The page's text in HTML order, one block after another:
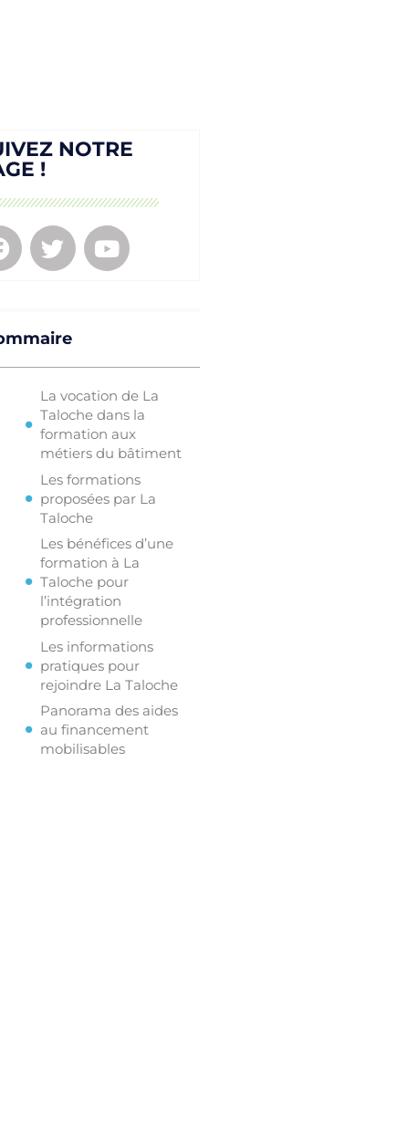
NOTRE
!
La vocation de La
Taloche dans la
formation aux
métiers du bâtiment
Les formations
proposées par La
Taloche
Les bénéfices d’une
formation à La
Taloche pour
l’intégration
professionnelle
Les informations
pratiques pour
rejoindre La Taloche
Panorama des aides
au financement
mobilisables